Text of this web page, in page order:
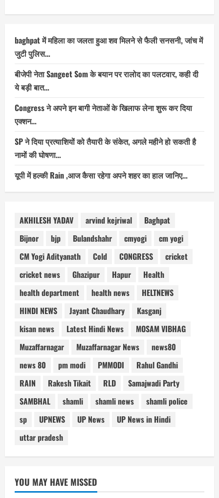
baghpat में महिला का जलता हुआ शव मिलने से फैली सनसनी, जांच में
जुटी पुलिस…
बीजेपी नेता Sangeet Som के बयान पर रालोद का पलटवार, कही दी
ये बड़ी बात…
Congress ने अपने इन बागी नेताओं के खिलाफ लेना शुरू कर दिया
एक्शन…
SP ने दिया प्रत्याशियों को तैयारी के संकेत, अगले महीने हो सकती है
नामों की घोषणा…
यूपी में हल्की Rain ,आज कैसा रहेगा अपने शहर का हाल जानिए…
AKHILESH YADAV arvind kejriwal
Baghpat
Bijnor
bjp Bulandshahr cmyogi
cm yogi
CM Yogi Adityanath
Cold CONGRESS
cricket
cricket news
Ghazipur Hapur
Health
health department
health news
HELTNEWS
HINDI NEWS
Jayant Chaudhary
Kasganj
kisan news
Latest Hindi News
MOSAM VIBHAG
Muzaffarnagar
Muzaffarnagar News
news80
news 80
pm modi PMMODI
Rahul Gandhi
RAIN
Rakesh Tikait RLD
Samajwadi Party
SAMBHAL
shamli shamli news
shamli police
sp
UPNEWS UP News
UP News in Hindi
uttar pradesh
YOU MAY HAVE MISSED